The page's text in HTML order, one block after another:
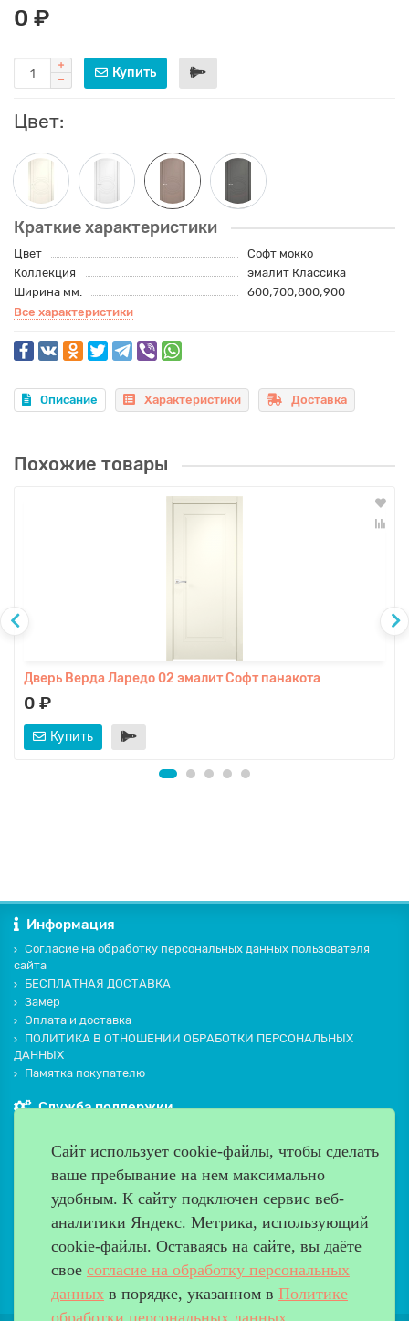
0 ₽
Купить
Цвет:
Краткие характеристики
Цвет
Софт мокко
Коллекция
эмалит Классика
Ширина мм.
600;700;800;900
Все характеристики
Описание Характеристики Доставка
Похожие товары
Дверь Верда Ларедо 02 эмалит Софт панакота
0 ₽
Купить
Информация
Согласие на обработку персональных данных пользователя
сайта
БЕСПЛАТНАЯ ДОСТАВКА
Замер
Оплата и доставка
ПОЛИТИКА В ОТНОШЕНИИ ОБРАБОТКИ ПЕРСОНАЛЬНЫХ
ДАННЫХ
Памятка покупателю
Служба поддержки
Производители
Дополнительно
Наш адрес
Работаем с 9:00 до 20:00
8 (499) 685-33-26
Сайт использует cookie-файлы, чтобы сделать
ваше пребывание на нем максимально
удобным. К cайту подключен сервис веб-
аналитики Яндекс. Метрика, использующий
cookie-файлы. Оставаясь на сайте, вы даёте
свое согласие на обработку персональных
данных в порядке, указанном в Политике
обработки персональных данных